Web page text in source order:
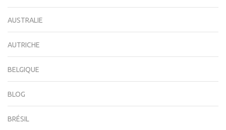
AUSTRALIE
AUTRICHE
BELGIQUE
BLOG
BRÉSIL